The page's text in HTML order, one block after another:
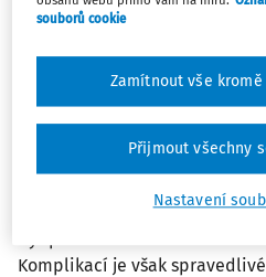
daní. Jejich označení „plátci
ekonomicky nenesou
vybírají od svých zákazníků a
úřadu. Zvýšenou
(„vrácení“) DPH z jejich
činnosti nebo vlastní žádosti
Komplikací je však
souborů cookie
Nastavení
Zamítnout vše
Přijmout všechny